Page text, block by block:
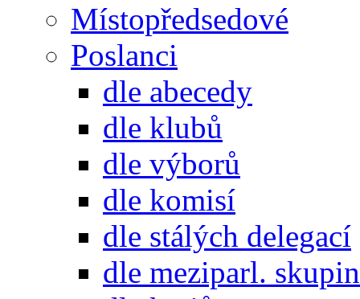
Místopředsedové
Poslanci
dle abecedy
dle klubů
dle výborů
dle komisí
dle stálých delegací
dle meziparl. skupin